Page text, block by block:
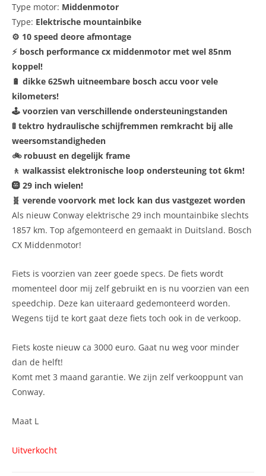
Type motor: Middenmotor
Type: Elektrische mountainbike
⚙️ 10 speed deore afmontage
⚡ bosch performance cx middenmotor met wel 85nm
koppel!
🔋 dikke 625wh uitneembare bosch accu voor vele
kilometers!
🕹️ voorzien van verschillende ondersteuningstanden
🚦 tektro hydraulische schijfremmen remkracht bij alle
weersomstandigheden
🚲 robuust en degelijk frame
🚶 walkassist elektronische loop ondersteuning tot 6km!
🛞 29 inch wielen!
🧬 verende voorvork met lock kan dus vastgezet worden
Als nieuw Conway elektrische 29 inch mountainbike slechts
1857 km. Top afgemonteerd en gemaakt in Duitsland. Bosch
CX Middenmotor!
Fiets is voorzien van zeer goede specs. De fiets wordt
momenteel door mij zelf gebruikt en is nu voorzien van een
speedchip. Deze kan uiteraard gedemonteerd worden.
Wegens tijd te kort gaat deze fiets toch ook in de verkoop.
Fiets koste nieuw ca 3000 euro. Gaat nu weg voor minder
dan de helft!
Komt met 3 maand garantie. We zijn zelf verkooppunt van
Conway.
Maat L
Uitverkocht